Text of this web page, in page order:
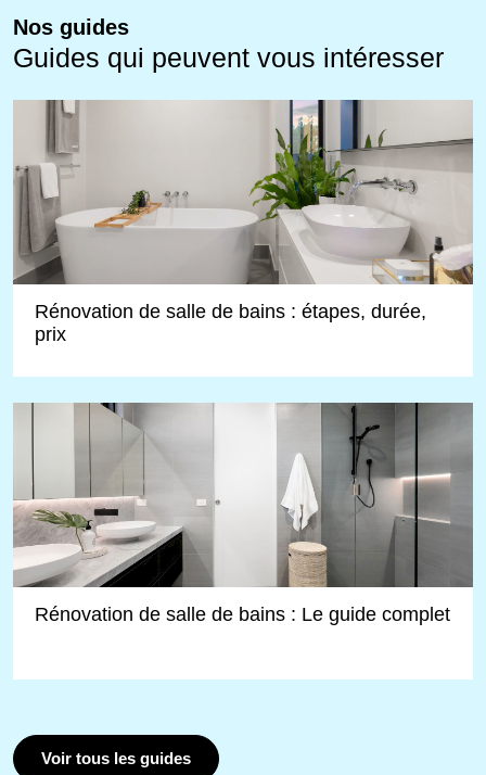
Nos guides
Guides qui peuvent vous intéresser
Rénovation de salle de bains : étapes, durée,
prix
Rénovation de salle de bains : Le guide complet
Voir tous les guides